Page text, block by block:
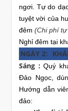
ngơi. Tự do
tuyệt vời của
đêm (Chi phí tự
Nghỉ đêm tại
NGÀY 2:
Sáng : Quý
Đảo Ngọc,
Hướng dẫn
đảo: